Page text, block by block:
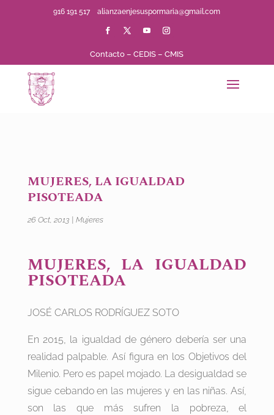
916 191 517alianzaenjesuspormaria@gmail.com
Contacto –CEDIS –CMIS
MUJERES, LA IGUALDAD
PISOTEADA
26 Oct, 2013 Mujeres
MUJERES, LA IGUALDAD
PISOTEADA
JOSÉ CARLOS RODRÍGUEZ SOTO
En 2015, la igualdad de género debería ser una
realidad palpable. Así figura en los Objetivos del
Milenio. Pero es papel mojado. La desigualdad se
sigue cebando en las mujeres y en las niñas. Así,
son las que más sufren la pobreza, el